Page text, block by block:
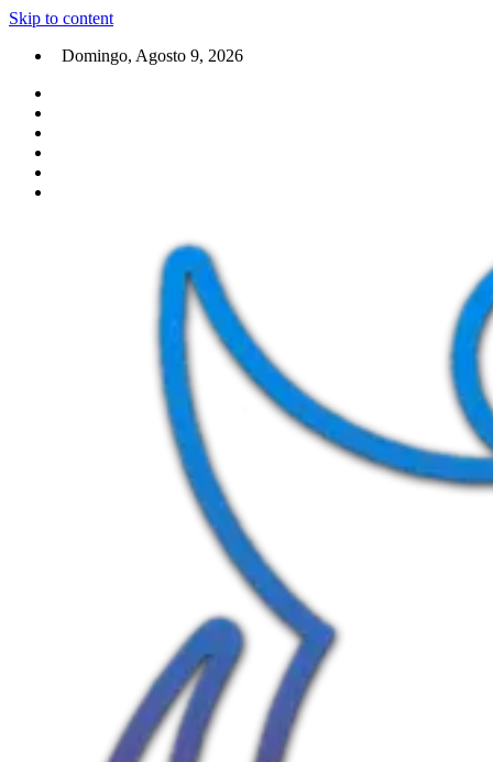
Skip to content
Domingo, Agosto 9, 2026